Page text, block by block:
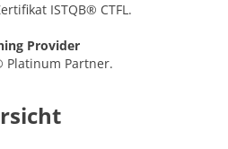
ISTQB® CTFL.
Provider
Platinum Partner.